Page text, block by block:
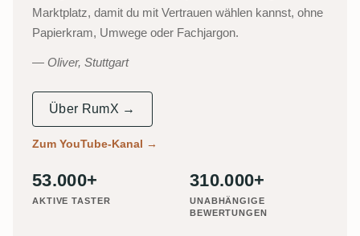
Marktplatz, damit du mit Vertrauen wählen kannst, ohne
Papierkram, Umwege oder Fachjargon.
Oliver, Stuttgart
Über RumX →
Zum YouTube-Kanal →
53.000+
AKTIVE TASTER
310.000+
UNABHÄNGIGE
BEWERTUNGEN